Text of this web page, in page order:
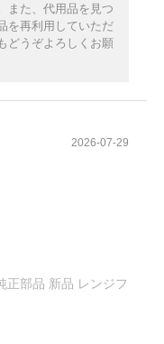
また、代用品を見つ
を再利用していただ
どうぞよろしくお願
2026-07-29
正部品 新品 レンジフ